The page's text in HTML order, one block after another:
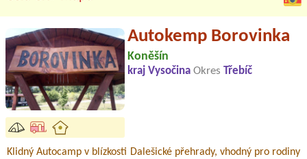
Autokemp Borovinka
Koněšín
kraj Vysočina Okres Třebíč
Klidný Autocamp v blízkosti Dalešické přehrady, vhodný pro rodiny